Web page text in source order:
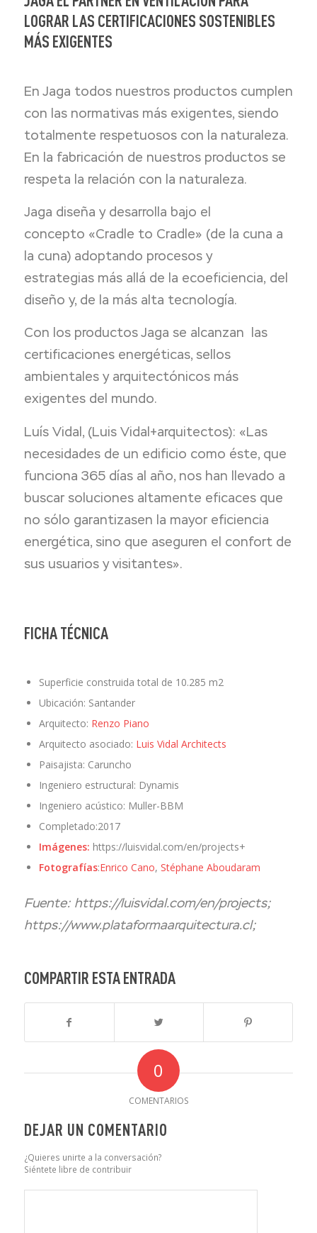
LOGRAR LAS CERTIFICACIONES SOSTENIBLES
MÁS EXIGENTES
En Jaga todos nuestros productos cumplen
con las normativas más exigentes, siendo
totalmente respetuosos con la naturaleza.
En la fabricación de nuestros productos se
respeta la relación con la naturaleza.
Jaga diseña y desarrolla bajo el
concepto «Cradle to Cradle» (de la cuna a
la cuna) adoptando procesos y
estrategias más allá de la ecoeficiencia, del
diseño y, de la más alta tecnología.
Con los productos Jaga se alcanzan las
certificaciones energéticas, sellos
ambientales y arquitectónicos más
exigentes del mundo.
Luís Vidal, (Luis Vidal+arquitectos): «Las
necesidades de un edificio como éste, que
funciona 365 días al año, nos han llevado a
buscar soluciones altamente efi­caces que
no sólo garantizasen la mayor eficiencia
energética, sino que aseguren el confort de
sus usuarios y visitantes».
FICHA TÉCNICA
Superficie construida total de 10.285 m2
Ubicación: Santander
Arquitecto: Renzo Piano
Arquitecto asociado: Luis Vidal Architects
Paisajista: Caruncho
Ingeniero estructural: Dynamis
Ingeniero acústico: Muller-BBM
Completado:2017
Imágenes: https://luisvidal.com/en/projects+
Fotografías:Enrico Cano, Stéphane Aboudaram
Fuente: https://luisvidal.com/en/projects;
https://www.plataformaarquitectura.cl;
COMPARTIR ESTA ENTRADA
0
COMENTARIOS
DEJAR UN COMENTARIO
¿Quieres unirte a la conversación?
Siéntete libre de contribuir